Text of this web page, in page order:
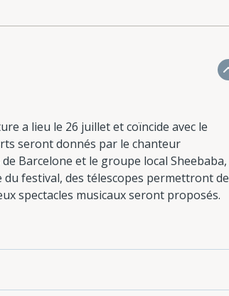
a lieu le 26 juillet et coïncide avec le
seront donnés par le chanteur
Barcelone et le groupe local Sheebaba,
du festival, des télescopes permettront de
spectacles musicaux seront proposés.